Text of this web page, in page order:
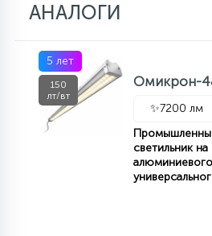
АНАЛОГИ
5 лет
150
лт/вт
Омикрон-
✨7200 лм
светильник